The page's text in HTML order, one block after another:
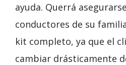
ayuda. Querrá
conductores de su
kit completo, ya que el
cambiar drásticamente